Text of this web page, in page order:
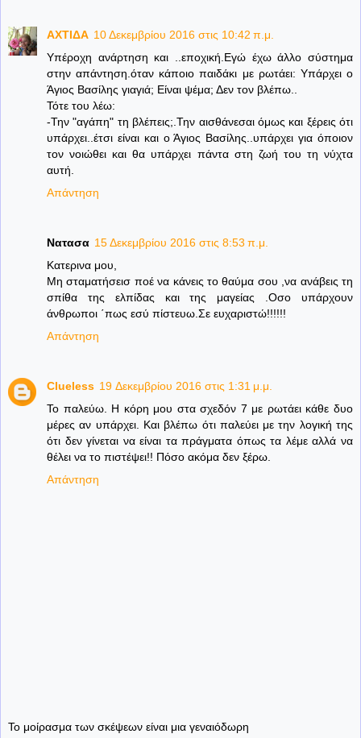
ΑΧΤΙΔΑ 10 Δεκεμβρίου 2016 στις 10:42 π.μ.
Υπέροχη ανάρτηση και ..εποχική.Εγώ έχω άλλο σύστημα
στην απάντηση.όταν κάποιο παιδάκι με ρωτάει: Υπάρχει ο
Άγιος Βασίλης γιαγιά; Είναι ψέμα; Δεν τον βλέπω..
Τότε του λέω:
-Την "αγάπη" τη βλέπεις;.Την αισθάνεσαι όμως και ξέρεις ότι
υπάρχει..έτσι είναι και ο Άγιος Βασίλης..υπάρχει για όποιον
τον νοιώθει και θα υπάρχει πάντα στη ζωή του τη νύχτα
αυτή.
Απάντηση
Νατασα 15 Δεκεμβρίου 2016 στις 8:53 π.μ.
Κατερινα μου,
Μη σταματήσεισ ποέ να κάνεις το θαύμα σου ,να ανάβεις τη
σπίθα της ελπίδας και της μαγείας .Οσο υπάρχουν
άνθρωποι ΄πως εσύ πίστευω.Σε ευχαριστώ!!!!!!
Απάντηση
Clueless 19 Δεκεμβρίου 2016 στις 1:31 μ.μ.
Το παλεύω. Η κόρη μου στα σχεδόν 7 με ρωτάει κάθε δυο
μέρες αν υπάρχει. Και βλέπω ότι παλεύει με την λογική της
ότι δεν γίνεται να είναι τα πράγματα όπως τα λέμε αλλά να
θέλει να το πιστέψει!! Πόσο ακόμα δεν ξέρω.
Απάντηση
Το μοίρασμα των σκέψεων είναι μια γεναιόδωρη